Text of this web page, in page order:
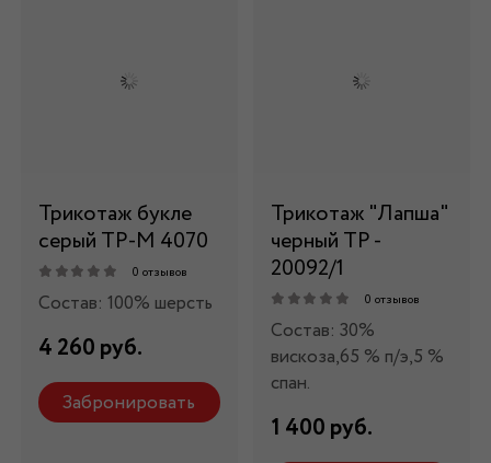
Трикотаж букле
серый ТР-М 4070
0 отзывов
Состав: 100% шерсть
4 260 руб.
Забронировать
Трикотаж "Лапша"
черный ТР -
20092/1
0 отзывов
Состав: 30%
вискоза,65 % п/э,5 %
спан.
1 400 руб.